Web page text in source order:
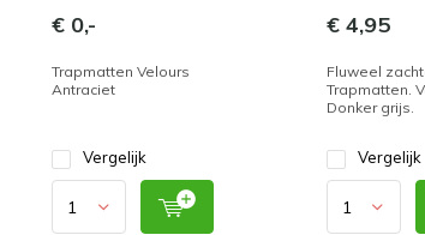
€ 0,-
Trapmatten Velours
Antraciet
Vergelijk
€ 4,95
Fluweel
Trapmatten.
Donker grijs.
Vergelijk